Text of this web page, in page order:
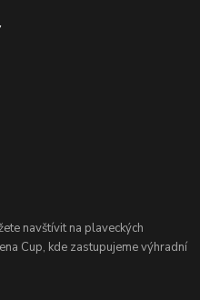
navštívit na plaveckých
Cup, kde zastupujeme výhradní